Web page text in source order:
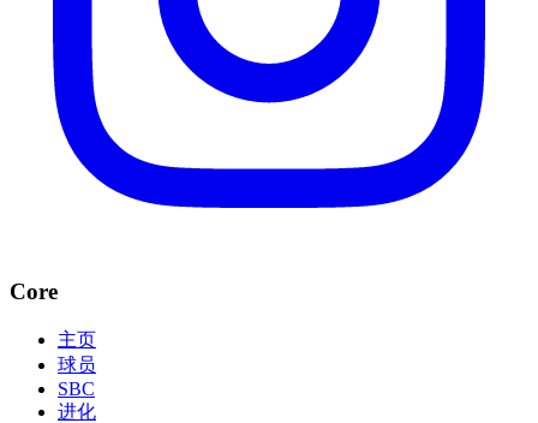
Core
主页
球员
SBC
进化